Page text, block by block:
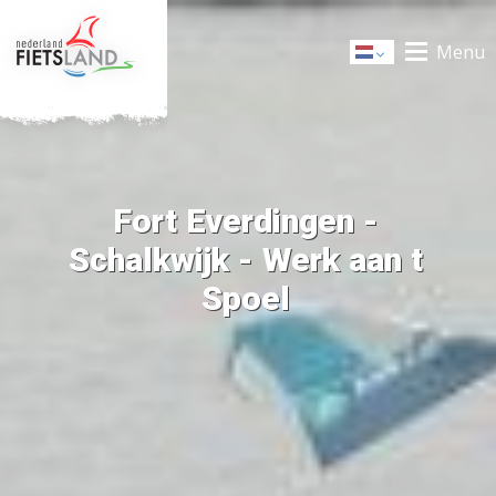
Dutch Menu
Fort Everdingen -
Schalkwijk - Werk aan t
Spoel